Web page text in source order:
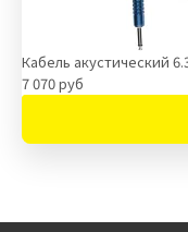
Кабель акустический
7 070 руб